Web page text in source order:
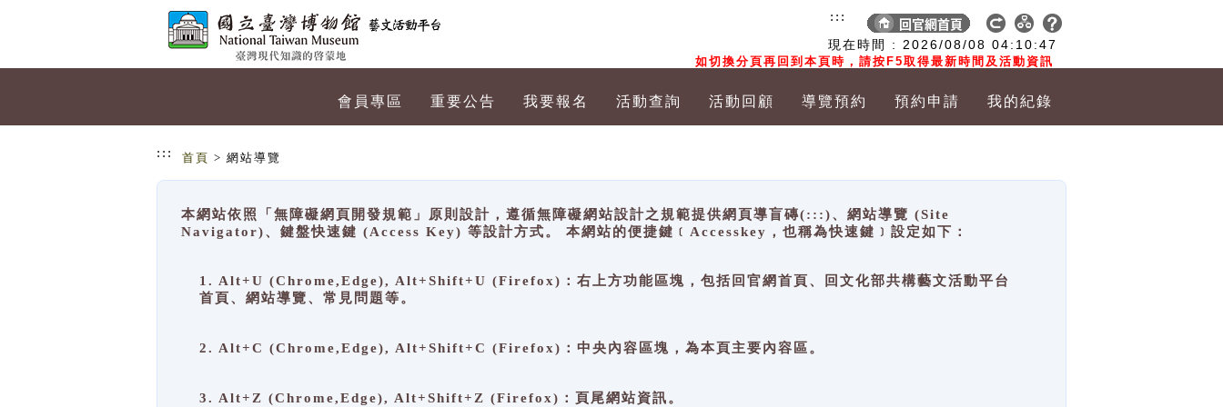
現在時間 : 2026/08/08 04:10:47
如切換分頁再回到本頁時，請按F5取得最新時間及活動資訊
:::
會員專區 重要公告 我要報名 活動查詢 活動回顧 導覽預約 預約申請 我的紀錄
::: 首頁 > 網站導覽
本網站依照「無障礙網頁開發規範」原則設計，遵循無障礙網站設計之規範提供網頁導盲磚(:::)、網站導覽 (Site
Navigator)、鍵盤快速鍵 (Access Key) 等設計方式。 本網站的便捷鍵﹝Accesskey，也稱為快速鍵﹞設定如下：
1. Alt+U (Chrome,Edge), Alt+Shift+U (Firefox)：右上方功能區塊，包括回官網首頁、回文化部共構藝文活動平台
首頁、網站導覽、常見問題等。
2. Alt+C (Chrome,Edge), Alt+Shift+C (Firefox)：中央內容區塊，為本頁主要內容區。
3. Alt+Z (Chrome,Edge), Alt+Shift+Z (Firefox)：頁尾網站資訊。